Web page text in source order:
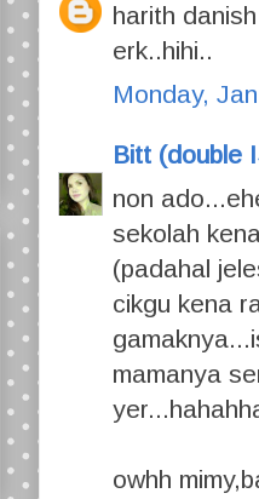
harith
erk..hihi..
Monday,
Bitt (double
non
sekolah
(padahal
cikgu kena
mamanya
owhh